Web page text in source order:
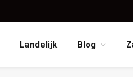
Landelijk Blog